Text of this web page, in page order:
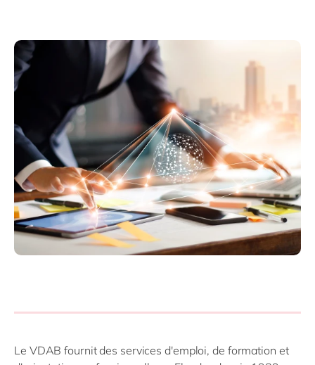
Le VDAB fournit des services d'emploi, de formation et